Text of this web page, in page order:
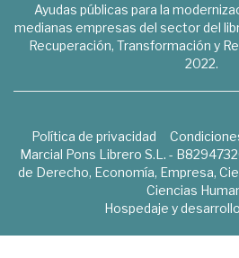
Ayudas públicas para la
medianas empresas del sector del
Recuperación, Transformación y
2022.
Política de privacidad
Marcial Pons Librero S.L. -
de Derecho, Economía, Empresa,
Ciencias
Hospedaje y desarrollo